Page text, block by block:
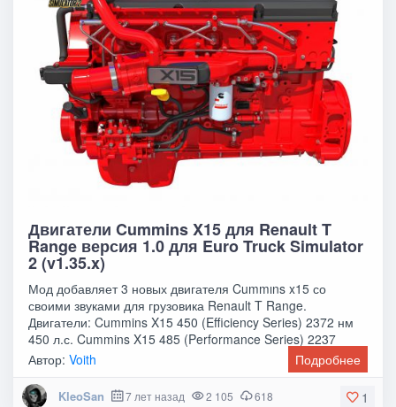
Двигатели Cummins X15 для Renault T
Range версия 1.0 для Euro Truck Simulator
2 (v1.35.x)
Мод добавляет 3 новых двигателя Cummıns x15 со
своими звуками для грузовика Renault T Range.
Двигатели: Cummins X15 450 (Efficiency Series) 2372 нм
450 л.с. Cummins X15 485 (Performance Series) 2237
Автор:Voith Подробнее
1
KleoSan 7 лет назад 2 105 618